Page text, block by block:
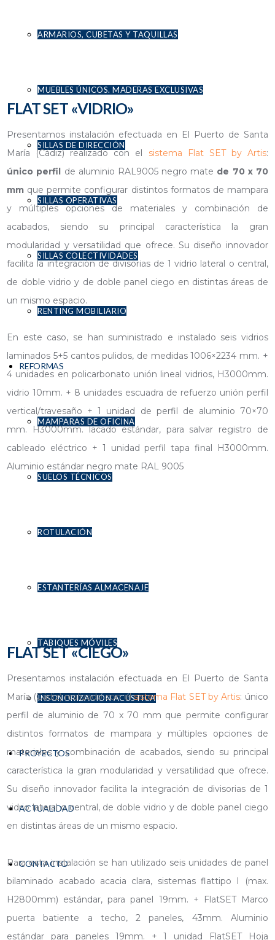
ARMARIOS, CUBETAS Y TAQUILLAS
MUEBLES ÚNICOS. MADERAS EXCLUSIVAS
SILLAS DE DIRECCIÓN
SILLAS OPERATIVAS
SILLAS COLECTIVIDADES
RENTING MOBILIARIO
REFORMAS
MAMPARAS DE OFICINA
SUELOS TÉCNICOS
ROTULACIÓN
ESTANTERÍAS ALMACENAJE
TABIQUES MÓVILES
INSONORIZACIÓN ACÚSTICA
PROYECTOS
ACTUALIDAD
CONTACTO
FLAT SET «VIDRIO»
Presentamos instalación efectuada en El Puerto de Santa
María (Cádiz) realizado con el sistema Flat SET by Artis:
único perfil
de aluminio RAL9005 negro mate de 70 x 70
mm que permite configurar distintos formatos de mampara
y múltiples opciones de materiales y combinación de
acabados, siendo su principal característica la gran
modularidad y versatilidad que ofrece. Su diseño innovador
facilita la integración de divisorias de 1 vidrio lateral o central,
de doble vidrio y de doble panel ciego en distintas áreas de
un mismo espacio.
En este caso, se han suministrado e instalado seis vidrios
laminados 5+5 cantos pulidos, de medidas 1006×2234 mm. +
4 unidades en policarbonato unión lineal vidrios, H3000mm.
vidrio 10mm. + 8 unidades escuadra de refuerzo unión perfil
vertical/travesaño + 1 unidad de perfil de aluminio 70×70
mm. H3000mm. lacado estándar, para salvar registro de
cableado eléctrico + 1 unidad perfil tapa final H3000mm.
Aluminio estándar negro mate RAL 9005
FLAT SET «CIEGO»
Presentamos instalación efectuada en El Puerto de Santa
María (Cádiz) realizado con elsistema Flat SET by Artis: único
perfil de aluminio de 70 x 70 mm que permite configurar
distintos formatos de mampara y múltiples opciones de
materiales y combinación de acabados, siendo su principal
característica la gran modularidad y versatilidad que ofrece.
Su diseño innovador facilita la integración de divisorias de 1
vidrio lateral o central, de doble vidrio y de doble panel ciego
en distintas áreas de un mismo espacio.
Para esta instalación se han utilizado seis unidades de panel
bilaminado acabado acacia clara, sistemas flattipo I (max.
H2800mm) estándar, para panel 19mm. + FlatSET Marco
puerta batiente a techo, 2 paneles, 43mm. Aluminio
estándar para paneles 19mm. + 1 unidad FlatSET Hoja